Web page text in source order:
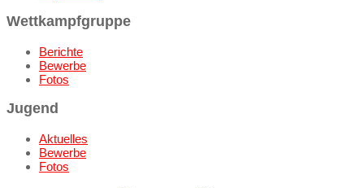
Wettkampfgruppe
Berichte
Bewerbe
Fotos
Jugend
Aktuelles
Bewerbe
Fotos